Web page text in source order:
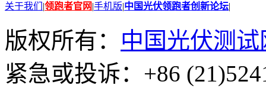
关于我们 |领跑者官网|手机版|中国光伏领跑者创新论坛|
版权所有： 中国光伏测试
紧急或投诉：+86